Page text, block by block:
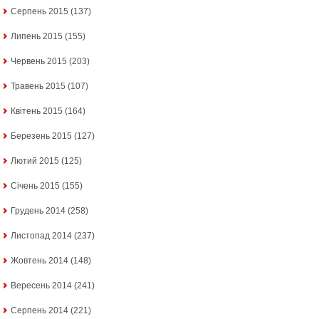
Серпень 2015 (137)
Липень 2015 (155)
Червень 2015 (203)
Травень 2015 (107)
Квітень 2015 (164)
Березень 2015 (127)
Лютий 2015 (125)
Січень 2015 (155)
Грудень 2014 (258)
Листопад 2014 (237)
Жовтень 2014 (148)
Вересень 2014 (241)
Серпень 2014 (221)